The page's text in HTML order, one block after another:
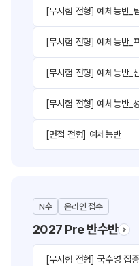
[무시험 전형] 예체능반_
[무시험 전형] 예체능반_
[무시험 전형] 예체능반_
[무시험 전형] 예체능반_
[면접 전형] 예체능반
N수 온라인 접수
2027 Pre 반수반
[무시험 전형] 국수영 집중